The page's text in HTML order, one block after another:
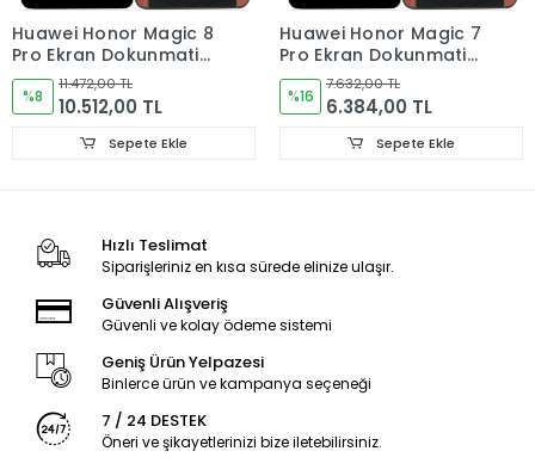
Ürün Değişimler "Garanti ve iade" Kısmını takip ediniz.
Ekran Türü ÇITASIZ
Huawei Honor Magic 8
Pro Ekran Dokunmatik
Cam ORJINAL
%8
11.472,00 TL
10.512,00 TL
Sepete Ekle
Huawei Honor Magic 7
Pro Ekran Dokunmatik
Cam ORJINAL
%16
7.632,00 TL
6.384,00 TL
Sepete Ekle
Hızlı Teslimat
Siparişleriniz en kısa sürede elinize ulaşır.
Güvenli Alışveriş
Güvenli ve kolay ödeme sistemi
Geniş Ürün Yelpazesi
Binlerce ürün ve kampanya seçeneği
7 / 24 DESTEK
Öneri ve şikayetlerinizi bize iletebilirsiniz.